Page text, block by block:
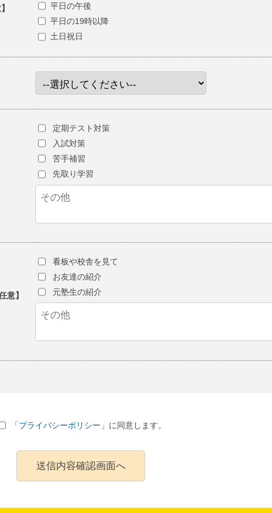
平日の午後
平日の19時以降
土日祝日
定期テスト対策
入試対策
苦手補習
先取り学習
意】
看板や校舎を見て
お友達の紹介
元塾生の紹介
「プライバシーポリシー 」に同意します。